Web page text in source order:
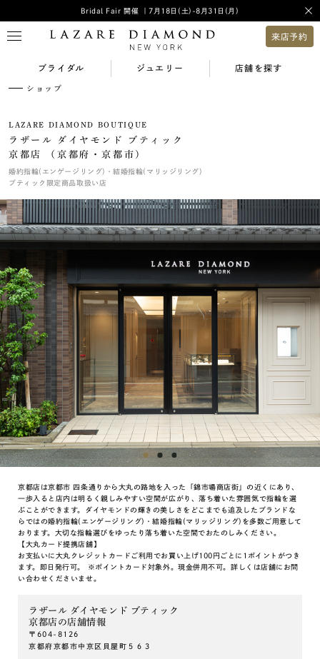
Bridal Fair 開催 ｜7月18日(土)-8月31日(月)
来店予約
ブライダル ジュエリー 店舗を探す
ショップ
LAZARE DIAMOND BOUTIQUE
ラザール ダイヤモンド ブティック
京都店 （京都府・京都市）
婚約指輪(エンゲージリング)・結婚指輪(マリッジリング)
ブティック限定商品取扱い店
京都店は京都市 四条通りから大丸の路地を入った「錦市場商店街」の近くにあり、
一歩入ると店内は明るく親しみやすい空間が広がり、落ち着いた雰囲気で指輪を選
ぶことができます。ダイヤモンドの輝きの美しさをどこまでも追及したブランドな
らではの婚約指輪(エンゲージリング)・結婚指輪(マリッジリング)を多数ご用意して
おります。大切な指輪選びをゆったり落ち着いた空間でおたのしみください。
【大丸カード提携店舗】
お支払いに大丸クレジットカードご利用でお買い上げ100円ごとに1ポイントがつき
ます。即日発行可。 ※ポイントカード対象外。現金併用不可。詳しくは店舗にお問
い合わせくださいませ。
ラザール ダイヤモンド ブティック
京都店の店舗情報
〒604-8126
京都府京都市中京区貝屋町５６３